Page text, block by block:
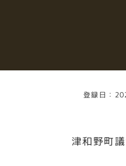
登録日：
津和野町